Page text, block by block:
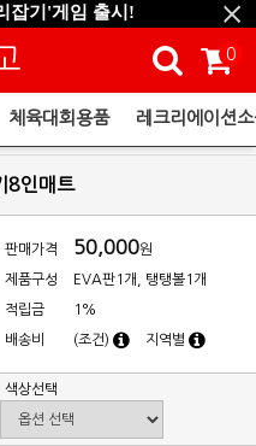
잡기'게임 출시!
적립금 5,000원 증정
링 ' 출시! ❤
0
체육대회용품 레크리에이션
8인매트
판매가격 50,000원
제품구성 EVA판1개, 탱탱볼1개
적립금 1%
배송비 (조건) 지역별
색상선택